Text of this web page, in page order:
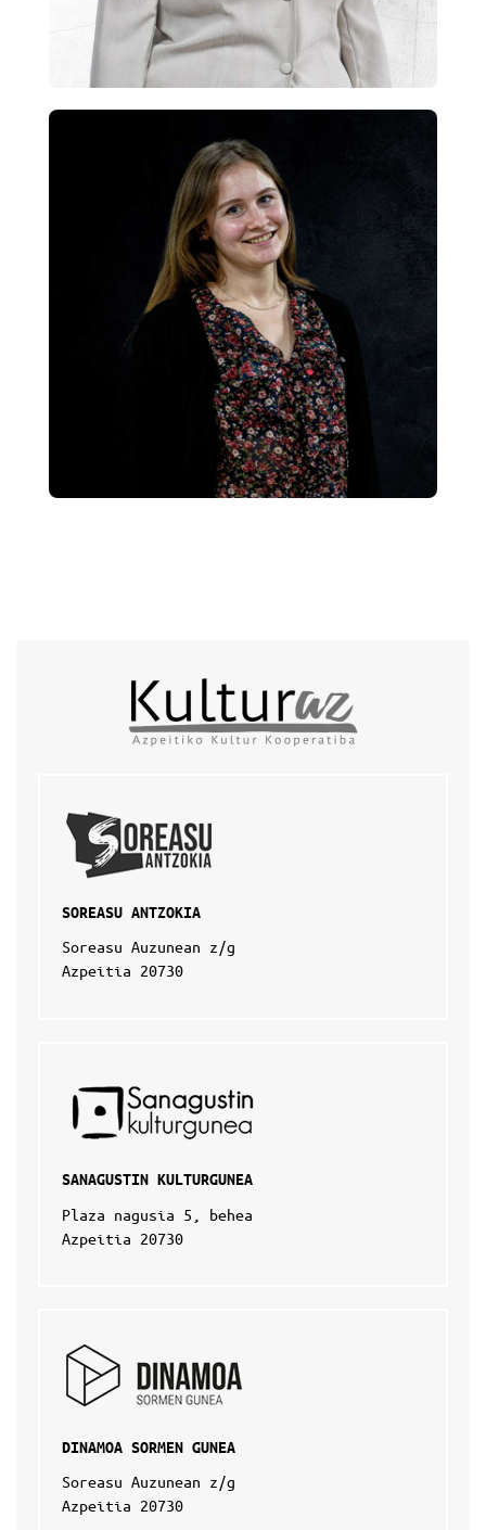
SOREASU ANTZOKIA
Soreasu Auzunean z/g
Azpeitia 20730
SANAGUSTIN KULTURGUNEA
Plaza nagusia 5, behea
Azpeitia 20730
DINAMOA SORMEN GUNEA
Soreasu Auzunean z/g
Azpeitia 20730